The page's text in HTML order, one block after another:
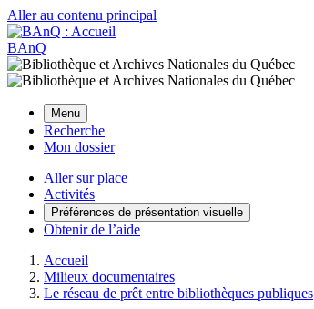
Aller au contenu principal
BAnQ
Menu
Recherche
Mon dossier
Aller sur place
Activités
Préférences de présentation visuelle
Obtenir de l’aide
Accueil
Milieux documentaires
Le réseau de prêt entre bibliothèques publiques